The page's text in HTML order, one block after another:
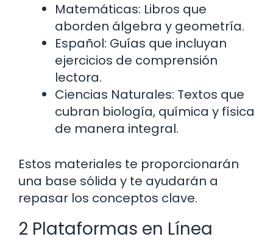
Matemáticas: Libros que
aborden álgebra y geometría.
Español: Guías que incluyan
ejercicios de comprensión
lectora.
Ciencias Naturales: Textos que
cubran biología, química y física
de manera integral.
Estos materiales te proporcionarán
una base sólida y te ayudarán a
repasar los conceptos clave.
2 Plataformas en Línea